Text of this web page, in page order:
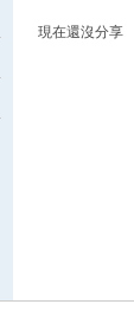
現在還沒分享